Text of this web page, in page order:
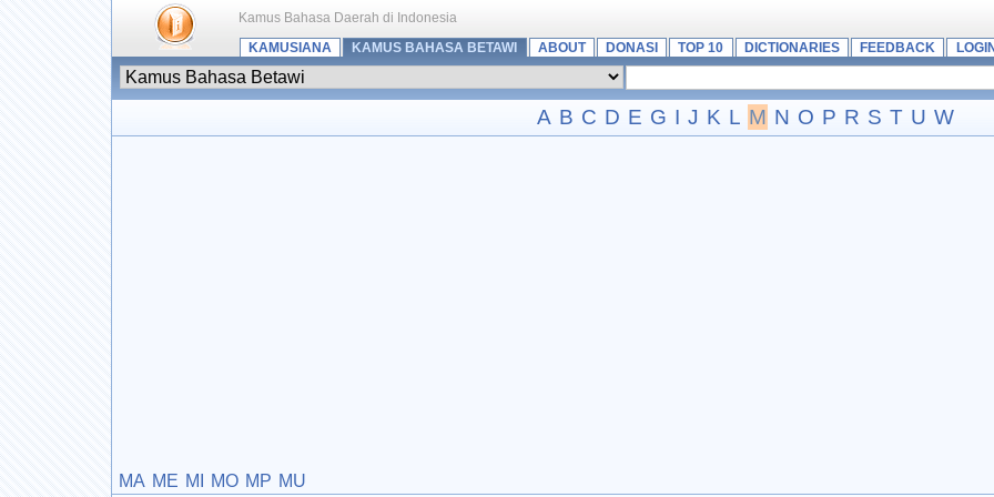
Kamus Bahasa Daerah di Indonesia
KAMUSIANA
KAMUS BAHASA BETAWI ABOUT DONASI TOP 10 DICTIONARIES FEEDBACK
A B C D E G I J K L M N O P R S T U W
MA ME MI MO MP MU